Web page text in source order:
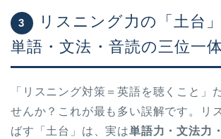
3
リスニング力の「土台
単語・文法・音読の三位一体
「リスニング対策＝英語を聴くこと」
せんか？これが最も多い誤解です。リ
ばす「土台」は、実は単語力・文法力